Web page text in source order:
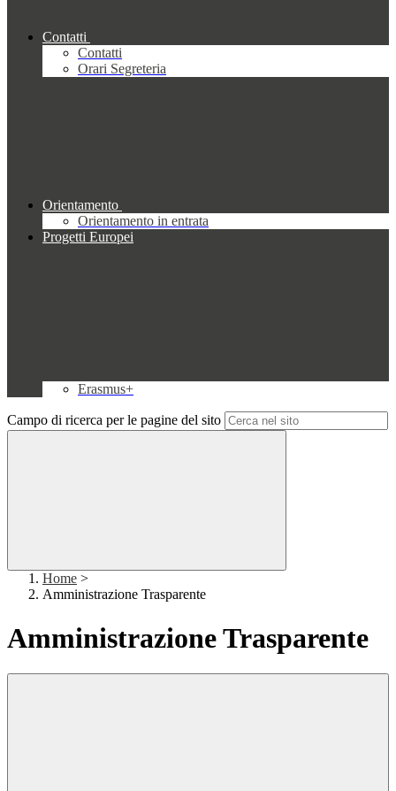
Contatti
Contatti
Orari Segreteria
Orientamento
Orientamento in entrata
Progetti Europei
Erasmus+
Campo di ricerca per le pagine del sito
Home >
Amministrazione Trasparente
Amministrazione Trasparente